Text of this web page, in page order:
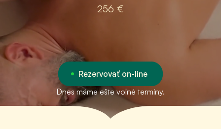
256 €
Rezervovať on-line
Dnes máme ešte voľné termíny.